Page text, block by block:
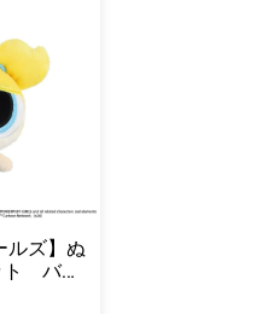
ルズ】ぬ
ト バブ